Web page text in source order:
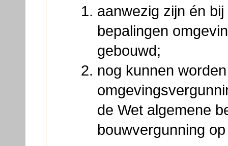
aanwezig zijn én
bepalingen
gebouwd;
nog kunnen
de Wet algemene
bouwvergunning